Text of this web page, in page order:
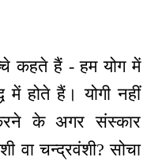
कहते हैं - हम योग में
होते हैं। योगी नहीं
के अगर संस्कार
वा चन्द्रवंशी? सोचा